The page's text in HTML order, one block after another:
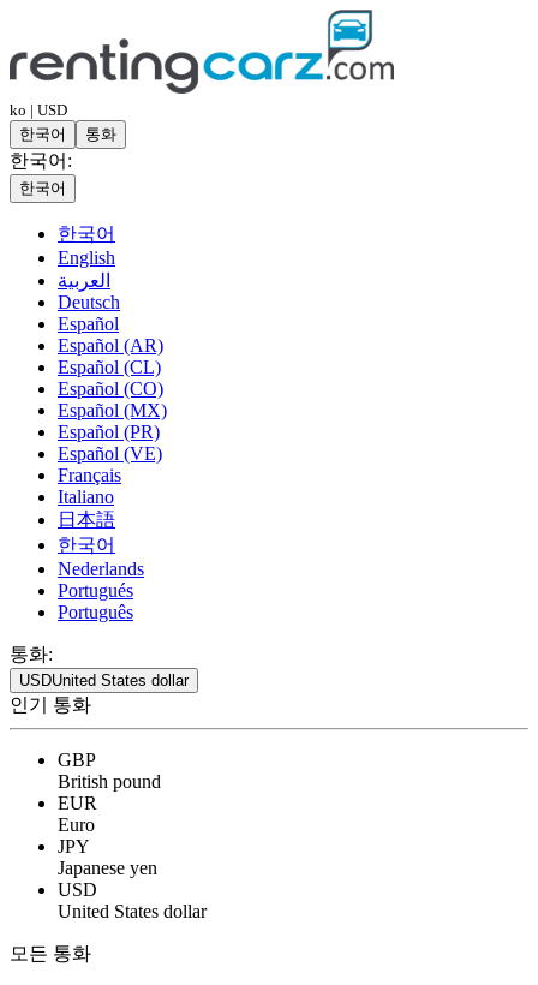
ko | USD
한국어
통화
한국어:
한국어
한국어
English
العربية
Deutsch
Español
Español (AR)
Español (CL)
Español (CO)
Español (MX)
Español (PR)
Español (VE)
Français
Italiano
日本語
한국어
Nederlands
Portugués
Português
통화:
USDUnited States dollar
인기 통화
GBP
British pound
EUR
Euro
JPY
Japanese yen
USD
United States dollar
모든 통화